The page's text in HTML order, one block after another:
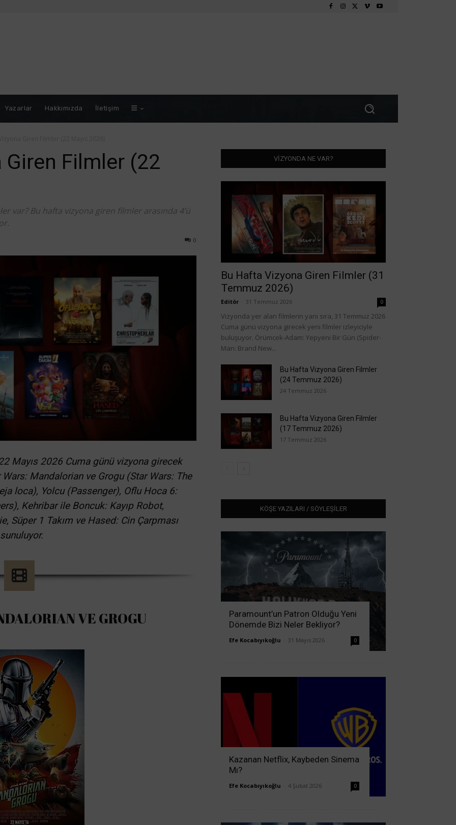
Yazarlar Hakkımızda İletişim
Filmler (22
var? Bu hafta vizyona giren filmler arasında 4’ü
0
Mayıs 2026 Cuma günü vizyona girecek
Mandalorian ve Grogu (Star Wars: The
loca), Yolcu (Passenger), Oflu Hoca 6:
Kehribar ile Boncuk: Kayıp Robot,
Süper 1 Takım ve Hased: Cin Çarpması
VE GROGU
VİZYONDA NE VAR?
Bu Hafta Vizyona Giren Filmler (31
Temmuz 2026)
Editör 31 Temmuz 2026 0
Vizyonda yer alan filmlerin yanı sıra, 31 Temmuz 2026
Cuma günü vizyona girecek yeni filmler izleyiciyle
buluşuyor. Örümcek-Adam: Yepyeni Bir Gün (Spider-
Man: Brand New...
Bu Hafta Vizyona Giren Filmler
(24 Temmuz 2026)
24 Temmuz 2026
Bu Hafta Vizyona Giren Filmler
(17 Temmuz 2026)
17 Temmuz 2026
KÖŞE YAZILARI / SÖYLEŞİLER
Paramount’un Patron Olduğu Yeni
Dönemde Bizi Neler Bekliyor?
Efe Kocabıyıkoğlu 31 Mayıs 2026 0
Kazanan Netflix, Kaybeden Sinema
Mı?
Efe Kocabıyıkoğlu 4 Şubat 2026 0